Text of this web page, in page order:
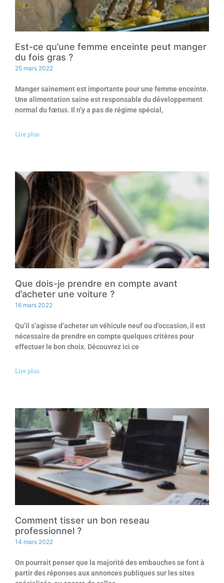
Est-ce qu’une femme enceinte peut manger
du fois gras ?
25 mars 2022
Manger sainement est importante pour une femme enceinte.
Une alimentation saine est responsable du développement
normal du fœtus. Il n’y a pas de régime spécial,
Lire plus
Que dois-je prendre en compte avant
d’acheter une voiture ?
16 mars 2022
Qu’il s’agisse d’acheter un véhicule neuf ou d’occasion, il est
nécessaire de prendre en compte quelques critères pour
effectuer le bon choix. Découvrez ici ce
Lire plus
Comment tisser un bon reseau
professionnel ?
14 mars 2022
On pourrait penser que la majorité des embauches se font à
partir des réponses aux annonces publiques sur les sites